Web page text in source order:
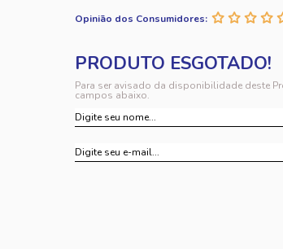
Opinião dos Consumidores:
Para ser avisado da disponibilidade deste
campos abaixo.